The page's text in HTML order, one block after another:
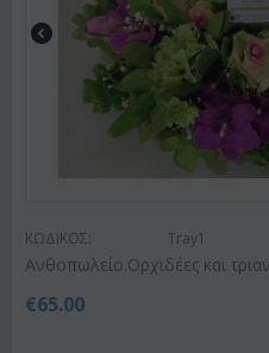
ΚΩΔΙΚΟΣ: Tray1
Ανθοπωλείο.Ορχιδέες και
€65.00